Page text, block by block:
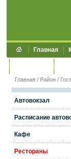
Главная
Главная / Район /
Автовокзал
Расписание
Кафе
Рестораны